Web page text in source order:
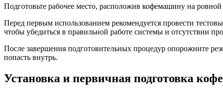
Подготовьте рабочее место, расположив кофемашину на
Перед первым использованием рекомендуется провести
чтобы убедиться в правильной работе системы и отсутствии
После завершения подготовительных процедур опорожните
попасть внутрь.
Установка и первичная подготовка